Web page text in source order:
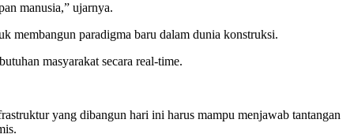
manusia,” ujarnya.
paradigma baru dalam dunia konstruksi.
masyarakat secara real-time.
yang dibangun hari ini harus mampu menjawab tantangan